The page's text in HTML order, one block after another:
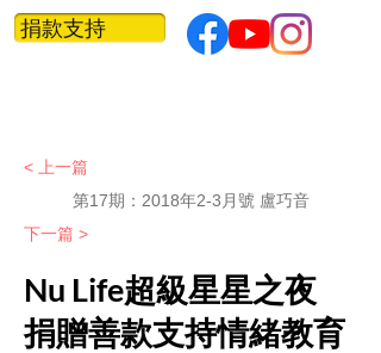
捐款支持
< 上一篇
第17期：2018年2-3月號 盧巧音
下一篇 >
Nu Life超級星星之夜
捐贈善款支持情緒教育